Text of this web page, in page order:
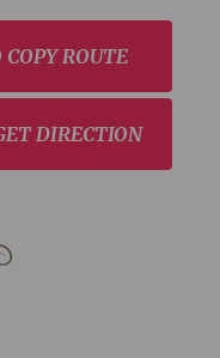
ROUTE
DIRECTION